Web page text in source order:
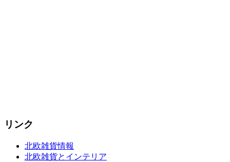
リンク
北欧雑貨情報
北欧雑貨とインテリア